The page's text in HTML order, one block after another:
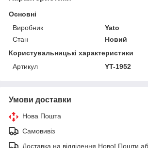
Основні
Виробник
Yato
Стан
Новий
Користувальницькі характеристики
Артикул
YT-1952
Умови доставки
Нова Пошта
Самовивіз
Доставка на відділення Нової Пошти